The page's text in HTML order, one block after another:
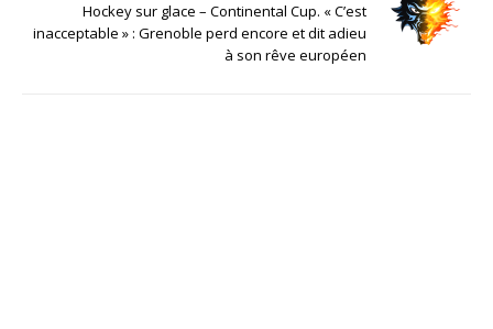
Hockey sur glace – Continental Cup. « C’est
inacceptable » : Grenoble perd encore et dit adieu
à son rêve européen